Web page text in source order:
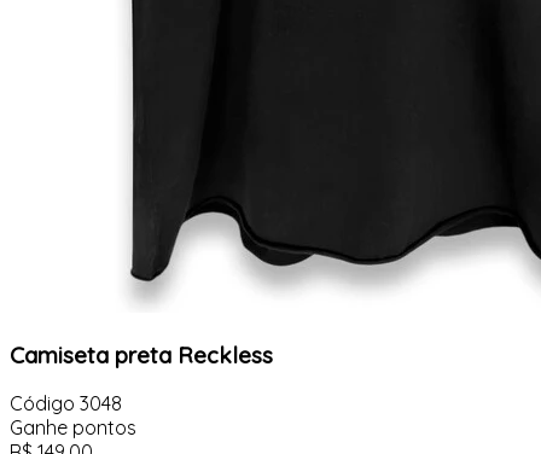
Camiseta preta Reckless
Código 3048
Ganhe pontos